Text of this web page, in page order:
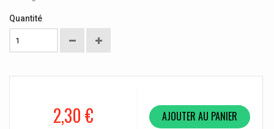
Quantité
2,30 € AJOUTER AU PANIER